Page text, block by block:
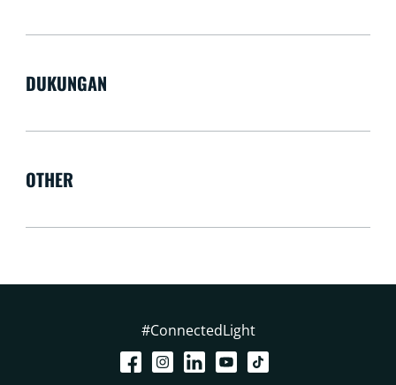
DUKUNGAN
OTHER
#ConnectedLight